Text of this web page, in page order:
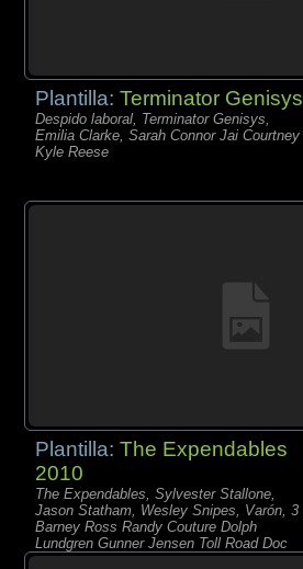
Plantilla:Terminator Genisys
Despido laboral, Terminator Genisys,
Emilia Clarke, Sarah Connor Jai Courtney
Kyle Reese
Plantilla:The Expendables
2010
The Expendables, Sylvester Stallone,
Jason Statham, Wesley Snipes, Varón, 3
Barney Ross Randy Couture Dolph
Lundgren Gunner Jensen Toll Road Doc
Lee Christmas